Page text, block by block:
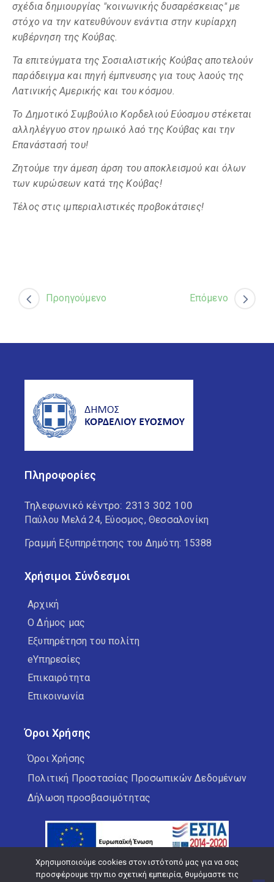
σχέδια δημιουργίας "κοινωνικής δυσαρέσκειας" με
στόχο να την κατευθύνουν ενάντια στην κυρίαρχη
κυβέρνηση της Κούβας.
Τα επιτεύγματα της Σοσιαλιστικής Κούβας αποτελούν
παράδειγμα και πηγή έμπνευσης για τους λαούς της
Λατινικής Αμερικής και του κόσμου.
Το Δημοτικό Συμβούλιο Κορδελιού Εύοσμου στέκεται
αλληλέγγυο στον ηρωικό λαό της Κούβας και την
Επανάστασή του!
Ζητούμε την άμεση άρση του αποκλεισμού και όλων
των κυρώσεων κατά της Κούβας!
Τέλος στις ιμπεριαλιστικές προβοκάτσιες!
Προηγούμενο Επόμενο
Πληροφορίες
Τηλεφωνικό κέντρο: 2313 302 100
Παύλου Μελά 24, Εύοσμος, Θεσσαλονίκη
Γραμμή Εξυπηρέτησης του Δημότη: 15388
Χρήσιμοι Σύνδεσμοι
Αρχική
Ο Δήμος μας
Εξυπηρέτηση του πολίτη
eΥπηρεσίες
Επικαιρότητα
Επικοινωνία
Όροι Χρήσης
Όροι Χρήσης
Πολιτική Προστασίας Προσωπικών Δεδομένων
Δήλωση προσβασιμότητας
Χρησιμοποιούμε cookies στον ιστότοπό μας για να σας
προσφέρουμε την πιο σχετική εμπειρία, θυμόμαστε τις